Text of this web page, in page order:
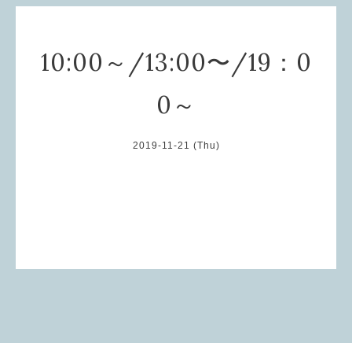
10:00～/13:00〜/19：0
0～
2019-11-21 (Thu)